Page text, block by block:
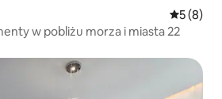
Średnia
5 (8)
w pobliżu morza i miasta 22